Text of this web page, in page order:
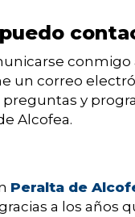
conmigo
un correo
preguntas y
Alcofea.
Peralta de
a los años